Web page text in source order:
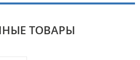
ТОВАРЫ